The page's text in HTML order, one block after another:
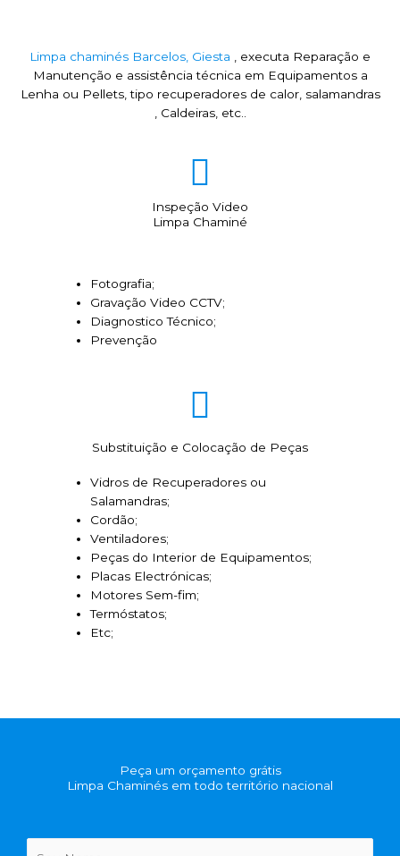
Limpa chaminés Barcelos, Giesta , executa Reparação e
Manutenção e assistência técnica em Equipamentos a
Lenha ou Pellets, tipo recuperadores de calor, salamandras
, Caldeiras, etc..
Inspeção Video
Limpa Chaminé
Fotografia;
Gravação Video CCTV;
Diagnostico Técnico;
Prevenção
Substituição e Colocação de Peças
Vidros de Recuperadores ou
Salamandras;
Cordão;
Ventiladores;
Peças do Interior de Equipamentos;
Placas Electrónicas;
Motores Sem-fim;
Termóstatos;
Etc;
Peça um orçamento grátis
Limpa Chaminés em todo território nacional